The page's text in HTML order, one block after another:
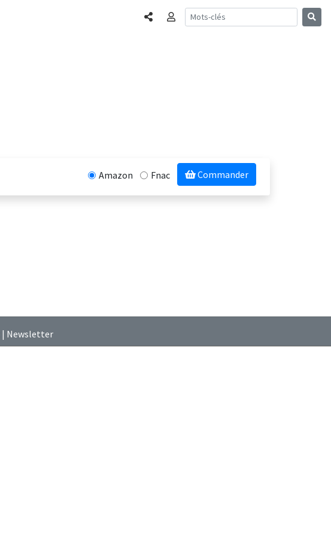
PartagerConnexion
Amazon Fnac Commander
| Newsletter